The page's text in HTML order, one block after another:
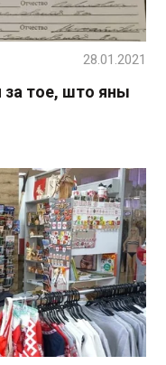
за тое, што яны
28.01.2021